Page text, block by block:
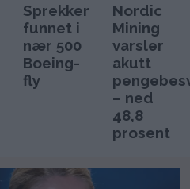
Sprekker
funnet i
nær 500
Boeing-
fly
Nordic
Mining
varsler
akutt
– ned
48,8
prosent